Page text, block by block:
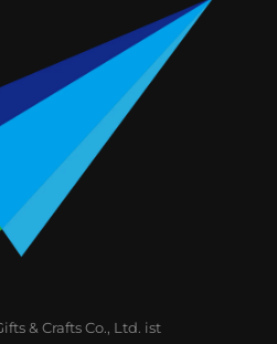
& Crafts Co., Ltd. ist